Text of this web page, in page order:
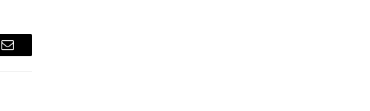
Email